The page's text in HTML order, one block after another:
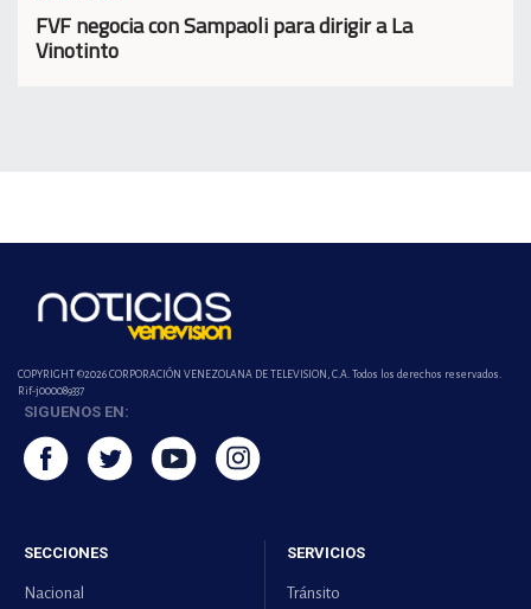
FVF negocia con Sampaoli para dirigir a La
Vinotinto
COPYRIGHT ©2026 CORPORACIÓN VENEZOLANA DE TELEVISION, C.A. Todos los derechos reservados.
Rif-j000089337
SIGUENOS EN:
SECCIONES
Nacional
SERVICIOS
Tránsito